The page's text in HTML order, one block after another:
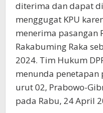
diterima dan dapat
menggugat KPU
menerima pasangan
Rakabuming Raka
2024. Tim Hukum
menunda penetapan
urut 02, Prabowo-
pada Rabu, 24 April